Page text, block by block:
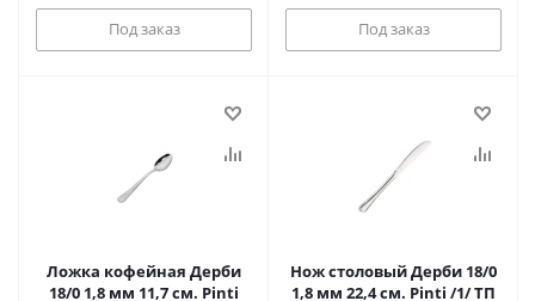
Под заказ Под заказ
Ложка кофейная Дерби
18/0 1,8 мм 11,7 см. Pinti
Нож столовый Дерби 18/0
1,8 мм 22,4 см. Pinti /1/ ТП